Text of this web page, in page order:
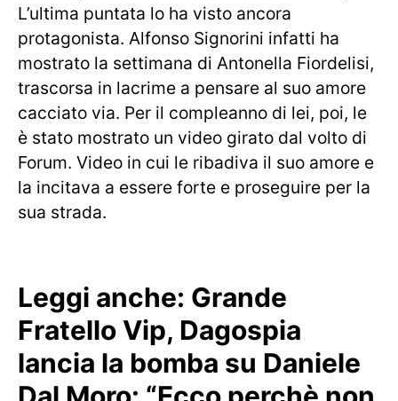
L’ultima puntata lo ha visto ancora
protagonista. Alfonso Signorini infatti ha
mostrato la settimana di Antonella Fiordelisi,
trascorsa in lacrime a pensare al suo amore
cacciato via. Per il compleanno di lei, poi, le
è stato mostrato un video girato dal volto di
Forum. Video in cui le ribadiva il suo amore e
la incitava a essere forte e proseguire per la
sua strada.
Leggi anche: Grande
Fratello Vip, Dagospia
lancia la bomba su Daniele